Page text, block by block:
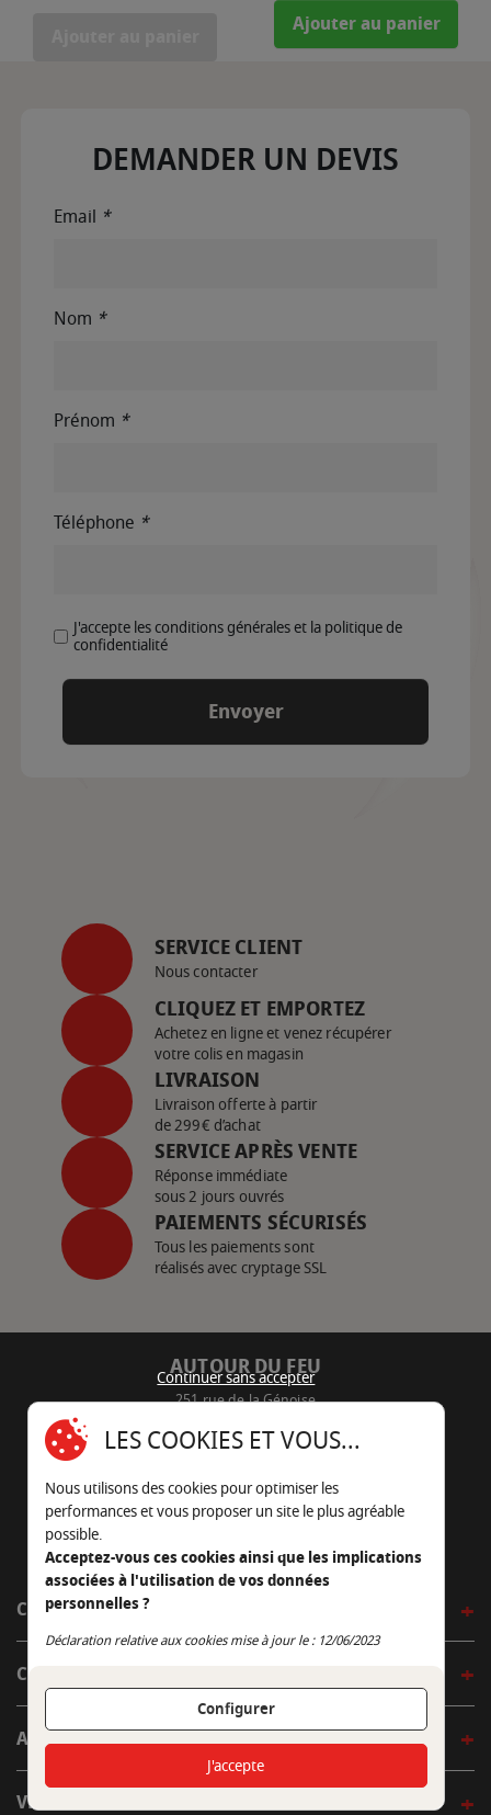
Ajouter au panier
DEMANDER UN DEVIS
Email *
Nom *
Prénom *
Téléphone *
J'accepte les conditions générales et la politique de
confidentialité
SERVICE CLIENT
Nous contacter
CLIQUEZ ET EMPORTEZ
Achetez en ligne et venez récupérer
votre colis en magasin
LIVRAISON
Livraison offerte à partir
de 299€ d’achat
SERVICE APRÈS VENTE
Réponse immédiate
sous 2 jours ouvrés
PAIEMENTS SÉCURISÉS
Tous les paiements sont
réalisés avec cryptage SSL
AUTOUR DU FEU
251 rue de la Génoise
05 45 22 98 09
Nous envoyer un e-mail
CÔTÉ OUTDOOR
CÔTÉ INDOOR
AUTOUR DE LA TABLE
VENIR EN BOUTIQUE
Continuer sans accepter
LES COOKIES ET VOUS...
Nous utilisons des cookies pour optimiser les
performances et vous proposer un site le plus agréable
possible.
Acceptez-vous ces cookies ainsi que les implications
associées à l'utilisation de vos données
personnelles ?
Déclaration relative aux cookies mise à jour le : 12/06/2023
Configurer
Continuer sans accepter
J'accepte